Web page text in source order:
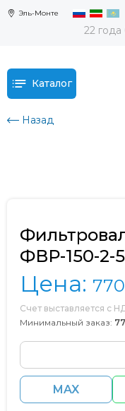
Эль-Монте
22
Каталог
Назад
ФВР-150-2-
Цена:
Счет выставляется с
Минимальный заказ:
MAX